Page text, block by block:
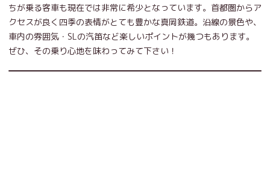
ちが乗る客車も現在では非常に希少となっています。首都圏からア
クセスが良く四季の表情がとても豊かな真岡鉄道。沿線の景色や、
車内の雰囲気・SLの汽笛など楽しいポイントが幾つもあります。
ぜひ、その乗り心地を味わってみて下さい！